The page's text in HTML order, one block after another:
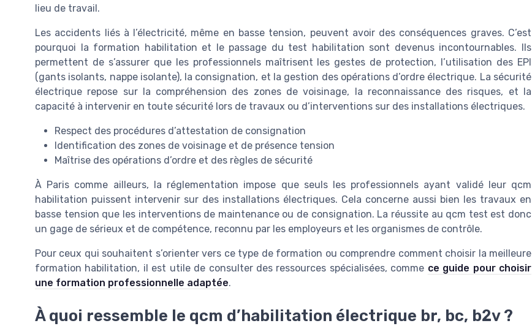
lieu de travail.
Les accidents liés à l’électricité, même en basse tension, peuvent avoir des conséquences graves. C’est
pourquoi la formation habilitation et le passage du test habilitation sont devenus incontournables. Ils
permettent de s’assurer que les professionnels maîtrisent les gestes de protection, l’utilisation des EPI
(gants isolants, nappe isolante), la consignation, et la gestion des opérations d’ordre électrique. La sécurité
électrique repose sur la compréhension des zones de voisinage, la reconnaissance des risques, et la
capacité à intervenir en toute sécurité lors de travaux ou d’interventions sur des installations électriques.
Respect des procédures d’attestation de consignation
Identification des zones de voisinage et de présence tension
Maîtrise des opérations d’ordre et des règles de sécurité
À Paris comme ailleurs, la réglementation impose que seuls les professionnels ayant validé leur qcm
habilitation puissent intervenir sur des installations électriques. Cela concerne aussi bien les travaux en
basse tension que les interventions de maintenance ou de consignation. La réussite au qcm test est donc
un gage de sérieux et de compétence, reconnu par les employeurs et les organismes de contrôle.
Pour ceux qui souhaitent s’orienter vers ce type de formation ou comprendre comment choisir la meilleure
formation habilitation, il est utile de consulter des ressources spécialisées, comme ce guide pour choisir
une formation professionnelle adaptée.
À quoi ressemble le qcm d’habilitation électrique br, bc, b2v ?